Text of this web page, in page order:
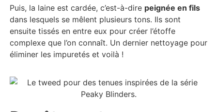
Puis, la laine est cardée, c’est-à-dire peignée en fils
dans lesquels se mêlent plusieurs tons. Ils sont
ensuite tissés en entre eux pour créer l’étoffe
complexe que l’on connaît. Un dernier nettoyage pour
éliminer les impuretés et voilà !